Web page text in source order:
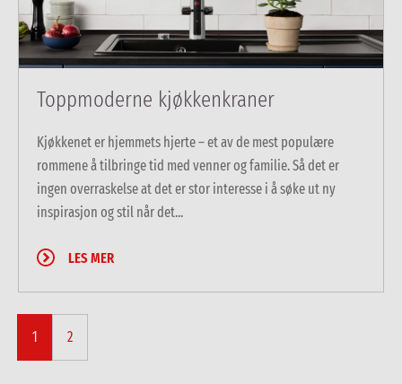
Toppmoderne kjøkkenkraner
Kjøkkenet er hjemmets hjerte – et av de mest populære
rommene å tilbringe tid med venner og familie. Så det er
ingen overraskelse at det er stor interesse i å søke ut ny
inspirasjon og stil når det...
LES MER
1 2